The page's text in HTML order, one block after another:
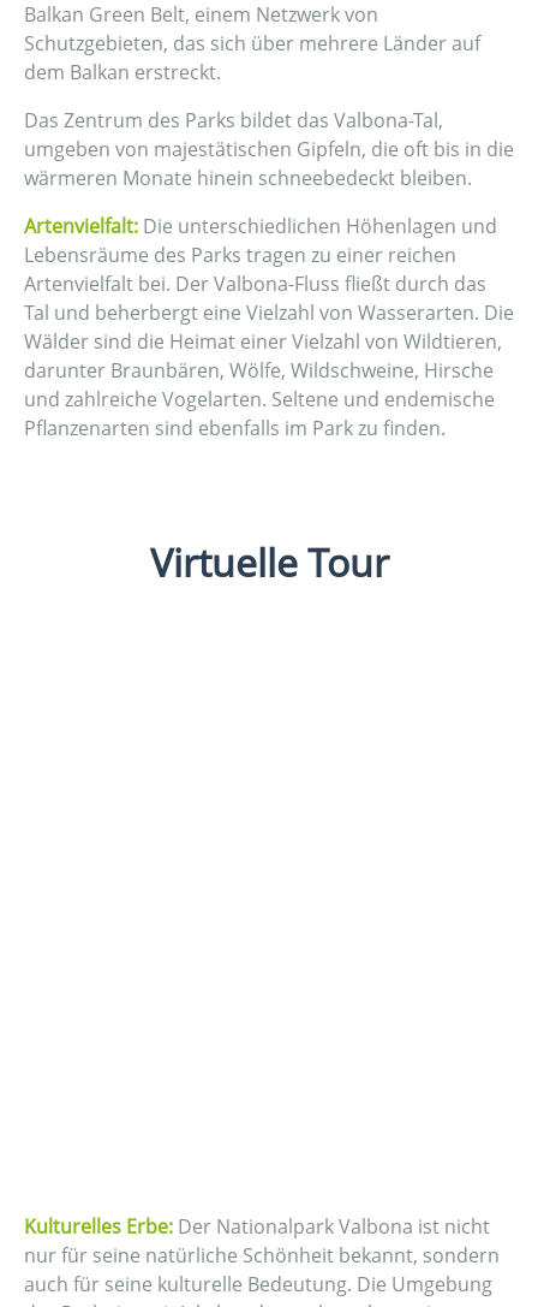
Balkan Green Belt, einem Netzwerk von
Schutzgebieten, das sich über mehrere Länder auf
dem Balkan erstreckt.
Das Zentrum des Parks bildet das Valbona-Tal,
umgeben von majestätischen Gipfeln, die oft bis in die
wärmeren Monate hinein schneebedeckt bleiben.
Artenvielfalt: Die unterschiedlichen Höhenlagen und
Lebensräume des Parks tragen zu einer reichen
Artenvielfalt bei. Der Valbona-Fluss fließt durch das
Tal und beherbergt eine Vielzahl von Wasserarten. Die
Wälder sind die Heimat einer Vielzahl von Wildtieren,
darunter Braunbären, Wölfe, Wildschweine, Hirsche
und zahlreiche Vogelarten. Seltene und endemische
Pflanzenarten sind ebenfalls im Park zu finden.
Virtuelle Tour
Kulturelles Erbe: Der Nationalpark Valbona ist nicht
nur für seine natürliche Schönheit bekannt, sondern
auch für seine kulturelle Bedeutung. Die Umgebung